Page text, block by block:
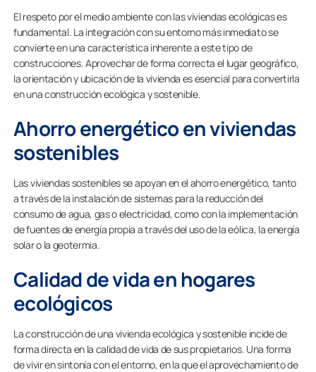
El respeto por el medio ambiente con las viviendas ecológicas es
fundamental. La integración con su entorno más inmediato se
convierte en una característica inherente a este tipo de
construcciones. Aprovechar de forma correcta el lugar geográfico,
la orientación y ubicación de la vivienda es esencial para convertirla
en una construcción ecológica y sostenible.
Ahorro energético en viviendas
sostenibles
Las viviendas sostenibles se apoyan en el ahorro energético, tanto
a través de la instalación de sistemas para la reducción del
consumo de agua, gas o electricidad, como con la implementación
de fuentes de energía propia a través del uso de la eólica, la energía
solar o la geotermia.
Calidad de vida en hogares
ecológicos
La construcción de una vivienda ecológica y sostenible incide de
forma directa en la calidad de vida de sus propietarios. Una forma
de vivir en sintonía con el entorno, en la que el aprovechamiento de